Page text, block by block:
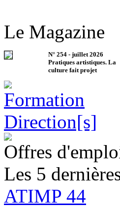
Le Magazine
N° 254 - juillet 2026
Pratiques artistiques. La
culture fait projet
Offres
Les 5
ATIMP 44